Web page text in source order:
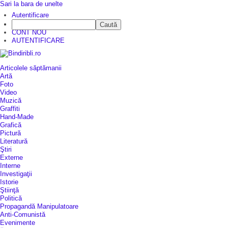
CONT NOU
AUTENTIFICARE
Articolele săptămanii
Artă
Foto
Video
Muzică
Graffiti
Hand-Made
Grafică
Pictură
Literatură
Ştiri
Externe
Interne
Investigaţii
Istorie
Ştiinţă
Politică
Propagandă Manipulatoare
Anti-Comunistă
Evenimente
Sari la bara de unelte
Autentificare
Caută